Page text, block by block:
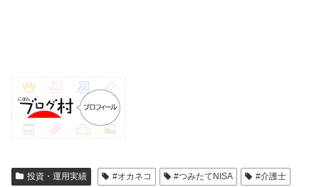
投資・運用実績 #オカネコ #つみたてNISA
#介護士